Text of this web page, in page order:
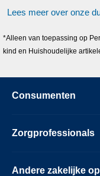
Lees meer over onze
*Alleen van toepassing op
kind en Huishoudelijke
Consumenten
Zorgprofessionals
Andere zakelijke